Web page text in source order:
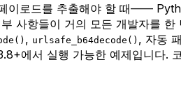
이로드를 추출해야 할 때——
사항들이 거의 모든 개발자를 한
, urlsafe_b64decode() , 자동
에서 실행 가능한 예제입니다.